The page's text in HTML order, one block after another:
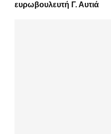
ευρωβουλευτή Γ. Αυτιά